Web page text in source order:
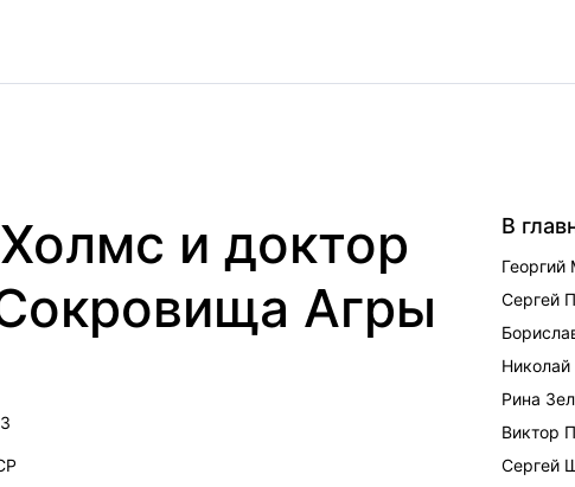
и доктор
Агры
В
Георгий
Сергей
Николай
Рина
Виктор
Сергей